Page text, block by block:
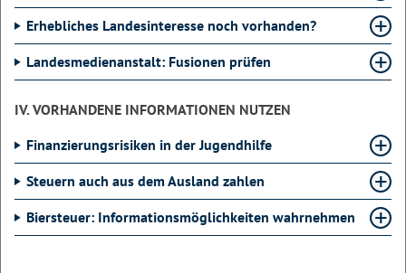
Erhebliches Landesinteresse noch vorhanden?
Landesmedienanstalt: Fusionen prüfen
IV. VORHANDENE INFORMATIONEN NUTZEN
Finanzierungsrisiken in der Jugendhilfe
Steuern auch aus dem Ausland zahlen
Biersteuer: Informationsmöglichkeiten wahrnehmen